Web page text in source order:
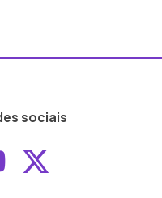
sociais
ao ao
Aceder ao